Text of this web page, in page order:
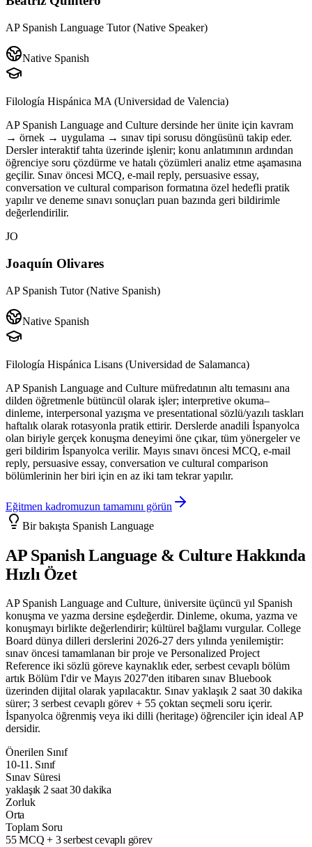
AP Spanish Language Tutor (Native Speaker)
Native Spanish
Filología Hispánica MA (Universidad de Valencia)
AP Spanish Language and Culture dersinde her ünite için kavram
→ örnek → uygulama → sınav tipi sorusu döngüsünü takip eder.
Dersler interaktif tahta üzerinde işlenir; konu anlatımının ardından
öğrenciye soru çözdürme ve hatalı çözümleri analiz etme aşamasına
geçilir. Sınav öncesi MCQ, e-mail reply, persuasive essay,
conversation ve cultural comparison formatına özel hedefli pratik
yapılır ve deneme sınavı sonuçları puan bazında geri bildirimle
değerlendirilir.
JO
Joaquín Olivares
AP Spanish Tutor (Native Spanish)
Native Spanish
Filología Hispánica Lisans (Universidad de Salamanca)
AP Spanish Language and Culture müfredatının altı temasını ana
dilden öğretmenle bütüncül olarak işler; interpretive okuma–
dinleme, interpersonal yazışma ve presentational sözlü/yazılı taskları
haftalık olarak rotasyonla pratik ettirir. Derslerde anadili İspanyolca
olan biriyle gerçek konuşma deneyimi öne çıkar, tüm yönergeler ve
geri bildirim İspanyolca verilir. Mayıs sınavı öncesi MCQ, e-mail
reply, persuasive essay, conversation ve cultural comparison
bölümlerinin her biri için en az iki tam tekrar yapılır.
Eğitmen kadromuzun tamamını görün
Bir bakışta Spanish Language
AP Spanish Language & Culture Hakkında
Hızlı Özet
AP Spanish Language and Culture, üniversite üçüncü yıl Spanish
konuşma ve yazma dersine eşdeğerdir. Dinleme, okuma, yazma ve
konuşmayı birlikte değerlendirir; kültürel bağlamı vurgular. College
Board dünya dilleri derslerini 2026-27 ders yılında yenilemiştir:
sınav öncesi tamamlanan bir proje ve Personalized Project
Reference iki sözlü göreve kaynaklık eder, serbest cevaplı bölüm
artık Bölüm I'dir ve Mayıs 2027'den itibaren sınav Bluebook
üzerinden dijital olarak yapılacaktır. Sınav yaklaşık 2 saat 30 dakika
sürer; 3 serbest cevaplı görev + 55 çoktan seçmeli soru içerir.
İspanyolca öğrenmiş veya iki dilli (heritage) öğrenciler için ideal AP
dersidir.
Önerilen Sınıf
10-11. Sınıf
Sınav Süresi
yaklaşık 2 saat 30 dakika
Zorluk
Orta
Toplam Soru
55 MCQ + 3 serbest cevaplı görev